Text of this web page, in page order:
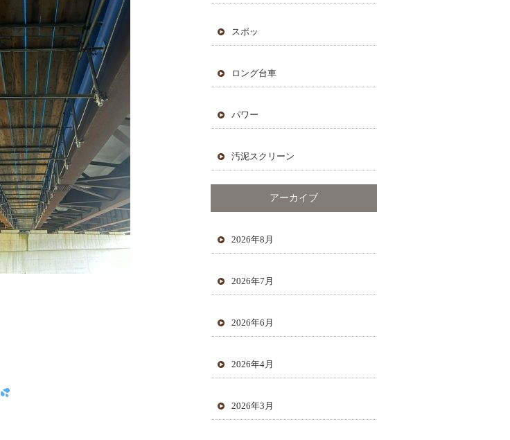
スポッ
ロング台車
パワー
汚泥スクリーン
アーカイブ
2026年8月
2026年7月
2026年6月
2026年4月
2026年3月